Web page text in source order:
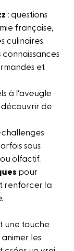
: questions
française,
culinaires.
connaissances
et
à l’aveugle
de
challenges
sous
olfactif.
pour
renforcer la
une touche
les